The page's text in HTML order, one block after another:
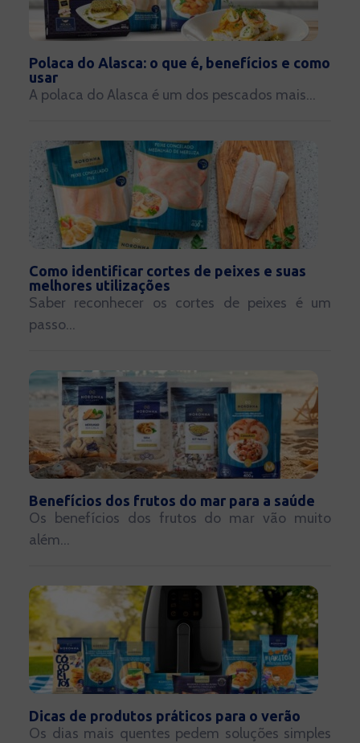
Polaca do Alasca: o que é, benefícios e como
usar
A polaca do Alasca é um dos pescados mais...
Como identificar cortes de peixes e suas
melhores utilizações
Saber reconhecer os cortes de peixes é um
passo...
Benefícios dos frutos do mar para a saúde
Os benefícios dos frutos do mar vão muito
além...
Dicas de produtos práticos para o verão
Os dias mais quentes pedem soluções simples